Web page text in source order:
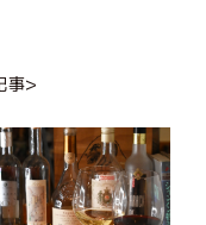
事>